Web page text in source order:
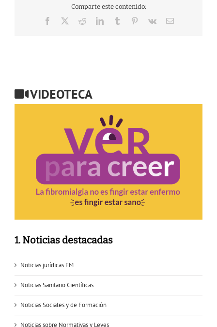
Comparte este contenido:
Facebook RedditLinkedInTumblr Pinterest
Vk
Correo
VIDEOTECA
1. Noticias destacadas
Noticias jurídicas FM
Noticias Sanitario Científicas
Noticias Sociales y de Formación
Noticias sobre Normativas y Leyes